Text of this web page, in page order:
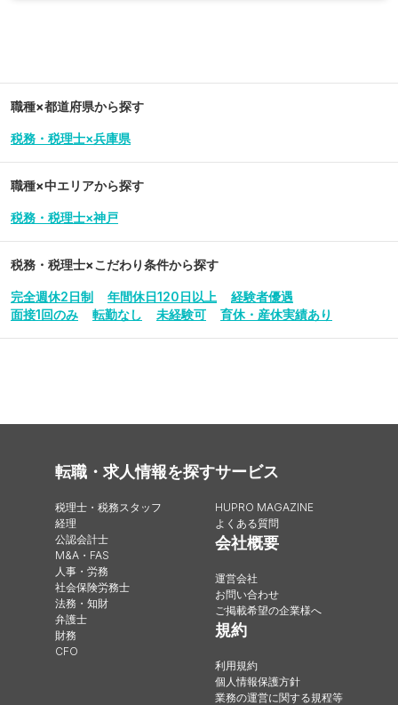
職種×都道府県から探す
税務・税理士×兵庫県
職種×中エリアから探す
税務・税理士×神戸
税務・税理士×こだわり条件から探す
完全週休2日制 年間休日120日以上
経験者優遇
面接1回のみ
転勤なし 未経験可 育休・産休実績あり
転職・求人情報を探す
税理士・税務スタッフ
経理
公認会計士
M&A・FAS
人事・労務
社会保険労務士
法務・知財
弁護士
財務
CFO
サービス
HUPRO MAGAZINE
よくある質問
会社概要
運営会社
お問い合わせ
ご掲載希望の企業様へ
規約
利用規約
個人情報保護方針
業務の運営に関する規程等